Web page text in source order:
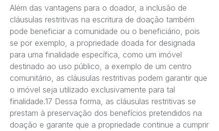
Além das vantagens para o doador, a inclusão de
cláusulas restritivas na escritura de doação também
pode beneficiar a comunidade ou o beneficiário, pois
se por exemplo, a propriedade doada for designada
para uma finalidade específica, como um imóvel
destinado ao uso público, a exemplo de um centro
comunitário, as cláusulas restritivas podem garantir que
o imóvel seja utilizado exclusivamente para tal
finalidade.17 Dessa forma, as cláusulas restritivas se
prestam à preservação dos benefícios pretendidos na
doação e garante que a propriedade continue a cumprir